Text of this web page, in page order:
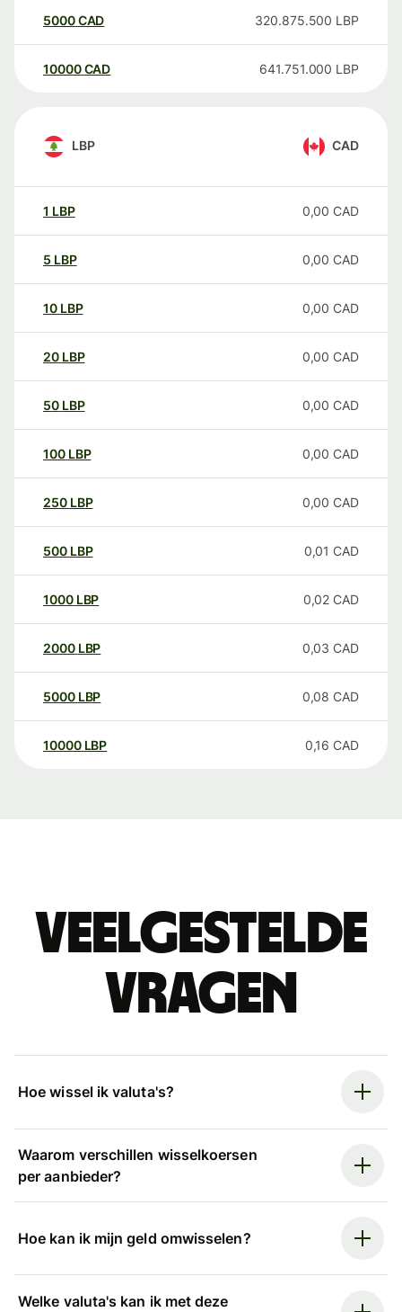
5000CAD 320.875.500 LBP
10000 CAD 641.751.000 LBP
LBP CAD
1 LBP 0,00 CAD
5 LBP 0,00 CAD
10 LBP 0,00 CAD
20 LBP 0,00 CAD
50 LBP 0,00 CAD
100 LBP 0,00 CAD
250 LBP 0,00 CAD
500 LBP 0,01 CAD
1000 LBP 0,02 CAD
2000 LBP 0,03 CAD
5000 LBP 0,08 CAD
10000 LBP 0,16 CAD
Veelgestelde
vragen
Hoe wissel ik valuta's?
Waarom verschillen wisselkoersen
per aanbieder?
Hoe kan ik mijn geld omwisselen?
Welke valuta's kan ik met deze